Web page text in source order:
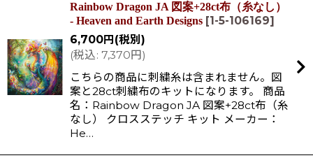
Rainbow Dragon JA 図案+28ct布（糸なし）
- Heaven and Earth Designs [1-5-106169]
6,700円 (税別)
(税込: 7,370円 )
こちらの商品に刺繍糸は含まれません。図
案と28ct刺繍布のキットになります。 商品
名：Rainbow Dragon JA 図案+28ct布（糸
なし） クロスステッチ キット メーカー：
He…